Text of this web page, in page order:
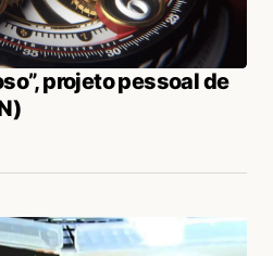
projeto pessoal de